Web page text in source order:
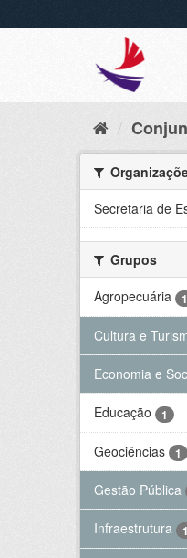
Secretaria de
Grupos
Agropecuária
1
Cultura e
Economia e
Educação 1
Geociências 1
Gestão Pública
Infraestrutura 1